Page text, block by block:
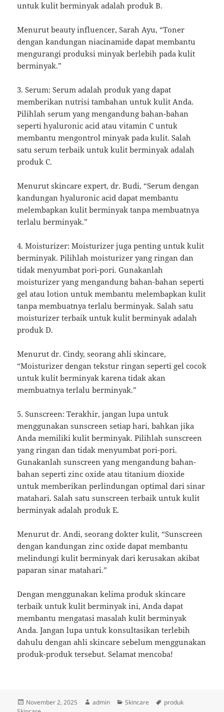
untuk kulit berminyak adalah produk B.
Menurut beauty influencer, Sarah Ayu, “Toner
dengan kandungan niacinamide dapat membantu
mengurangi produksi minyak berlebih pada kulit
berminyak.”
3. Serum: Serum adalah produk yang dapat
memberikan nutrisi tambahan untuk kulit Anda.
Pilihlah serum yang mengandung bahan-bahan
seperti hyaluronic acid atau vitamin C untuk
membantu mengontrol minyak pada kulit. Salah
satu serum terbaik untuk kulit berminyak adalah
produk C.
Menurut skincare expert, dr. Budi, “Serum dengan
kandungan hyaluronic acid dapat membantu
melembapkan kulit berminyak tanpa membuatnya
terlalu berminyak.”
4. Moisturizer: Moisturizer juga penting untuk kulit
berminyak. Pilihlah moisturizer yang ringan dan
tidak menyumbat pori-pori. Gunakanlah
moisturizer yang mengandung bahan-bahan seperti
gel atau lotion untuk membantu melembapkan kulit
tanpa membuatnya terlalu berminyak. Salah satu
moisturizer terbaik untuk kulit berminyak adalah
produk D.
Menurut dr. Cindy, seorang ahli skincare,
“Moisturizer dengan tekstur ringan seperti gel cocok
untuk kulit berminyak karena tidak akan
membuatnya terlalu berminyak.”
5. Sunscreen: Terakhir, jangan lupa untuk
menggunakan sunscreen setiap hari, bahkan jika
Anda memiliki kulit berminyak. Pilihlah sunscreen
yang ringan dan tidak menyumbat pori-pori.
Gunakanlah sunscreen yang mengandung bahan-
bahan seperti zinc oxide atau titanium dioxide
untuk memberikan perlindungan optimal dari sinar
matahari. Salah satu sunscreen terbaik untuk kulit
berminyak adalah produk E.
Menurut dr. Andi, seorang dokter kulit, “Sunscreen
dengan kandungan zinc oxide dapat membantu
melindungi kulit berminyak dari kerusakan akibat
paparan sinar matahari.”
Dengan menggunakan kelima produk skincare
terbaik untuk kulit berminyak ini, Anda dapat
membantu mengatasi masalah kulit berminyak
Anda. Jangan lupa untuk konsultasikan terlebih
dahulu dengan ahli skincare sebelum menggunakan
produk-produk tersebut. Selamat mencoba!
Posted
November 2, 2025 Author
admin Categories
Skincare Tags
produk